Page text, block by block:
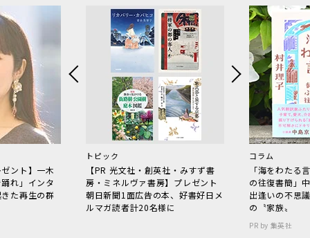
ント】一木
れ」インタ
た再生の群
トピック
【PR 光文社・創英社・みすず書
房・ミネルヴァ書房】プレゼント
朝日新聞1面広告の本、好書好日メ
ルマガ読者計20名様に
コラム
「海をわた
の往復書簡」
出逢いの不思
の〝家族〟
PR by 集英社